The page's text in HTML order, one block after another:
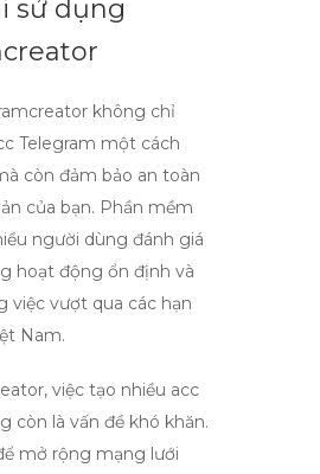
sử dụng
không chỉ
Telegram một cách
còn đảm bảo an toàn
của bạn. Phần mềm
người dùng đánh giá
hoạt động ổn định và
việc vượt qua các hạn
Nam.
, việc tạo nhiều acc
còn là vấn đề khó khăn.
mở rộng mạng lưới